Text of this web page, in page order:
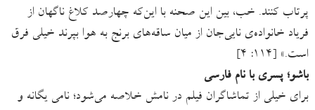
پرتاب کنند. خب، بین این صحنه با این‌که چهارصد کلاغ ناگهان از
فریاد خانواده‌ی نایی‌جان از میان ساقه‌های برنج به هوا بپرند خیلی فرق
است.» [۱۱۴: ۴]
باشو؛ پسری با نام فارسی
برای خیلی از تماشاگران فیلم در نامش خلاصه می‌شود؛ نامی یگانه و